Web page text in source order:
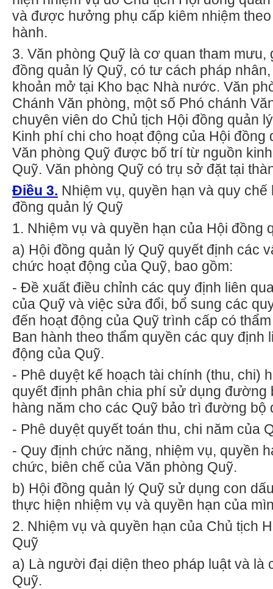
và được hưởng phụ cấp kiêm nhiệm
hành.
3. Văn phòng Quỹ là cơ quan tham mưu,
đồng quản lý Quỹ, có tư cách pháp
khoản mở tại Kho bạc Nhà nước. Văn
Chánh Văn phòng, một số Phó chánh Vă
chuyên viên do Chủ tịch Hội đồng quản
Kinh phí chi cho hoạt động của Hội đồng
Văn phòng Quỹ được bố trí từ nguồn
Quỹ. Văn phòng Quỹ có trụ sở đặt tại
Điều 3. Nhiệm vụ, quyền hạn và quy
đồng quản lý Quỹ
1. Nhiệm vụ và quyền hạn của Hội đồng
a) Hội đồng quản lý Quỹ quyết định các
chức hoạt động của Quỹ, bao gồm:
- Đề xuất điều chỉnh các quy định liên
của Quỹ và việc sửa đổi, bổ sung các
đến hoạt động của Quỹ trình cấp có
Ban hành theo thẩm quyền các quy định
động của Quỹ.
- Phê duyệt kế hoạch tài chính (thu, chi)
quyết định phân chia phí sử dụng đường
hàng năm cho các Quỹ bảo trì đường bộ
- Phê duyệt quyết toán thu, chi năm của
- Quy định chức năng, nhiệm vụ, quyền
chức, biên chế của Văn phòng Quỹ.
b) Hội đồng quản lý Quỹ sử dụng con
thực hiện nhiệm vụ và quyền hạn của
2. Nhiệm vụ và quyền hạn của Chủ tịch
Quỹ
a) Là người đại diện theo pháp luật và là
Quỹ.